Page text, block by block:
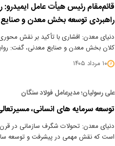
قائم‌مقام رئیس هیأت عامل ایمیدرو:
راهبردی توسعه بخش معدن و
دنیای معدن: افشاری با تأکید بر نقش
کلان بخش معدن و صنایع معدنی، گفت:
۱۰ مرداد ۱۴۰۵
علی رسولیان؛ مدیرعامل فولاد سنگان
توسعه سرمایه های انسانی،
است که نقش مهمی در پیشرفت و توسعه